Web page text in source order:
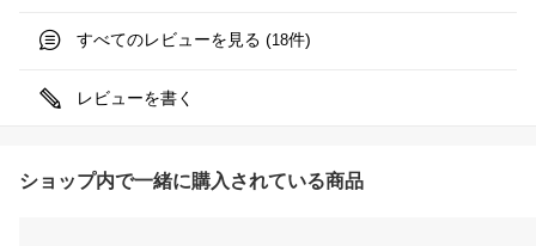
すべてのレビューを見る (18件)
レビューを書く
ショップ内で一緒に購入されている商品